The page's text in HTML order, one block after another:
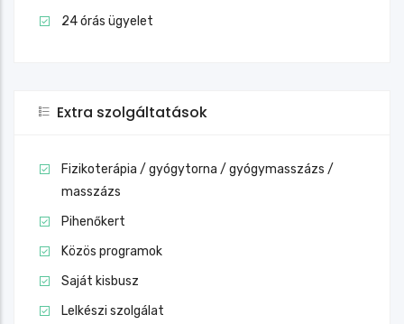
24 órás ügyelet
Extra szolgáltatások
Fizikoterápia / gyógytorna / gyógymasszázs /
masszázs
Pihenőkert
Közös programok
Saját kisbusz
Lelkészi szolgálat